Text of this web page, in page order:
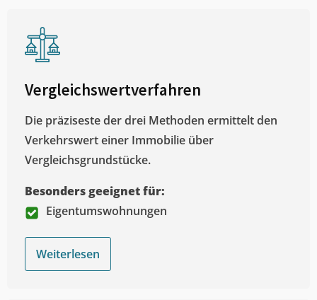
Vergleichswertverfahren
Die präziseste der drei Methoden ermittelt den
Verkehrswert einer Immobilie über
Vergleichsgrundstücke.
Besonders geeignet für:
Eigentumswohnungen
Weiterlesen